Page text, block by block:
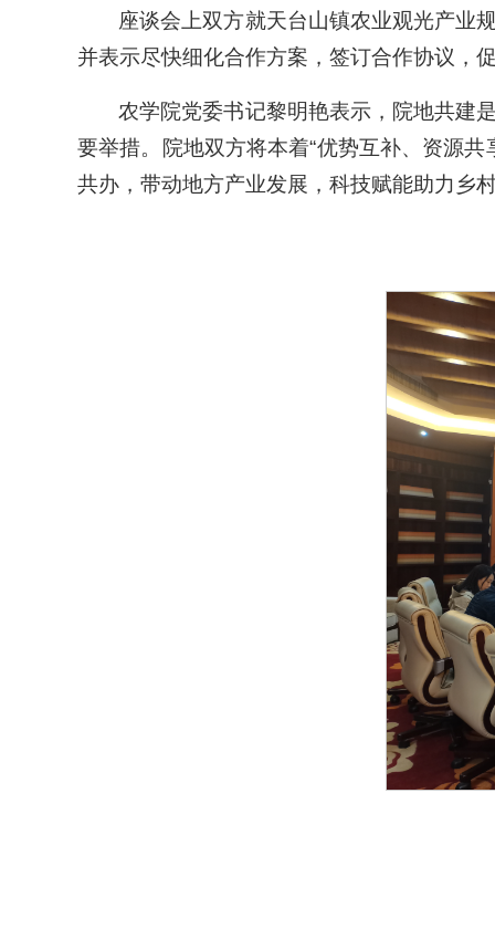
座谈会上双方就天台山镇农业观光产业
并表示尽快细化合作方案，签订合作协议，
农学院党委书记黎明艳表示，院地共建
要举措。院地双方将本着“优势互补、资源
共办，带动地方产业发展，科技赋能助力乡